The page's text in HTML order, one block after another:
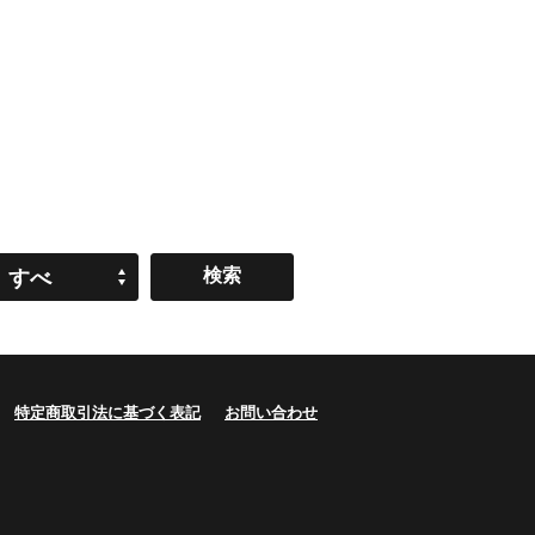
すべ
特定商取引法に基づく表記 お問い合わせ